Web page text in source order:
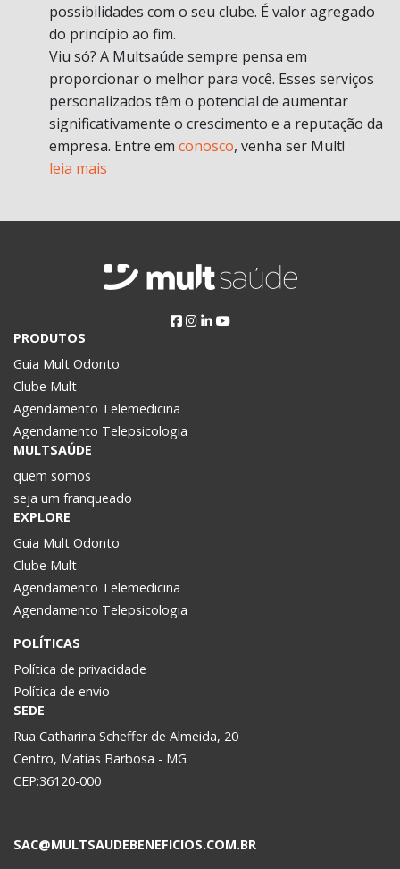
possibilidades com o seu clube. É valor agregado
do princípio ao fim.
Viu só? A Multsaúde sempre pensa em
proporcionar o melhor para você. Esses serviços
personalizados têm o potencial de aumentar
significativamente o crescimento e a reputação da
empresa. Entre em conosco, venha ser Mult!
leia mais
PRODUTOS
Guia Mult Odonto
Clube Mult
Agendamento Telemedicina
Agendamento Telepsicologia
MULTSAÚDE
quem somos
seja um franqueado
EXPLORE
Guia Mult Odonto
Clube Mult
Agendamento Telemedicina
Agendamento Telepsicologia
POLÍTICAS
Política de privacidade
Política de envio
SEDE
Rua Catharina Scheffer de Almeida, 20
Centro, Matias Barbosa - MG
CEP:36120-000
SAC@MULTSAUDEBENEFICIOS.COM.BR